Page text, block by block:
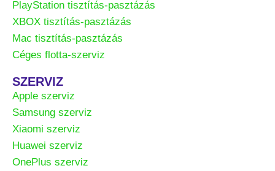
PlayStation tisztítás-pasztázás
XBOX tisztítás-pasztázás
Mac tisztítás-pasztázás
Céges flotta-szerviz
SZERVIZ
Apple szerviz
Samsung szerviz
Xiaomi szerviz
Huawei szerviz
OnePlus szerviz